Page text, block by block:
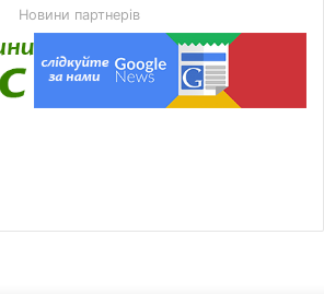
Новини партнерів